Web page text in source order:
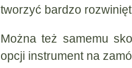
tworzyć bardzo
Można też samemu
opcji instrument na